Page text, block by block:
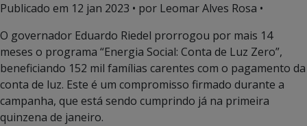
Publicado em 12 jan 2023 • por Leomar Alves Rosa •
O governador Eduardo Riedel prorrogou por mais 14
meses o programa “Energia Social: Conta de Luz Zero”,
beneficiando 152 mil famílias carentes com o pagamento da
conta de luz. Este é um compromisso firmado durante a
campanha, que está sendo cumprindo já na primeira
quinzena de janeiro.